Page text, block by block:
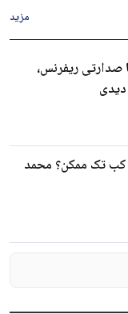
مزید
کا صدارتی ریفرنس،
تک ممکن؟ محمد